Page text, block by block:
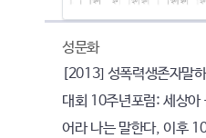
성문화
[2013] 성폭력생존자말하
대회 10주년포럼: 세상아
어라 나는 말한다, 이후